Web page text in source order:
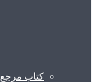
کتاب مرجع